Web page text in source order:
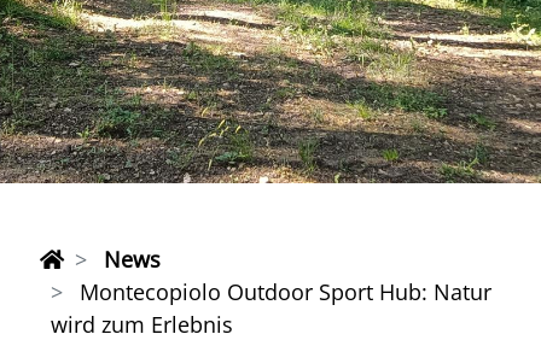
News
Montecopiolo Outdoor Sport Hub: Natur
wird zum Erlebnis